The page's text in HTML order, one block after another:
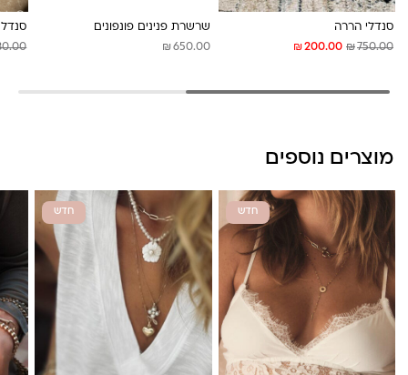
סנדלי הררה
₪200.00 ₪750.00
שרשרת פנינים פונפונים
₪ 650.00
סנדל
מוצרים נוספים
חדש חדש